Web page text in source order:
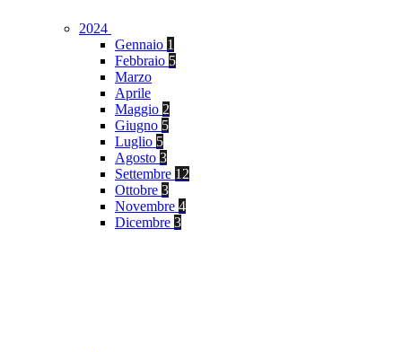
2024
Gennaio 1
Febbraio 5
Marzo
Aprile
Maggio 2
Giugno 5
Luglio 5
Agosto 3
Settembre 12
Ottobre 3
Novembre 4
Dicembre 3